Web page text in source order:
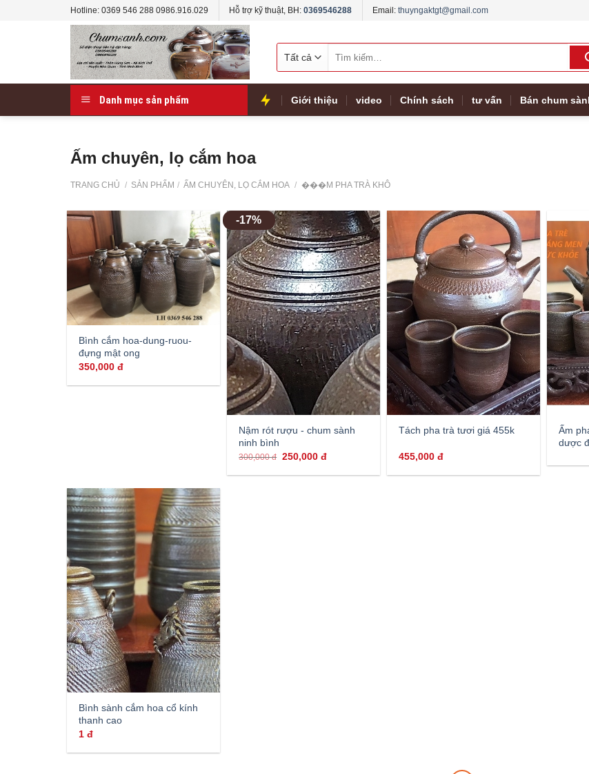
Hotline: 0369 546 288 0986.916.029 Hỗ trợ kỹ thuật, BH: 0369546288 Email: thuyngaktgt@gmail.com
kiếm:
Danh mục sản phẩm Giới thiệu video Chính sách tư vấn Bán chum
Ấm chuyên, lọ cắm hoa
TRANG CHỦ / SẢN PHẨM / ẤM CHUYÊN, LỌ CẮM HOA / ���M PHA TRÀ KHÔ
Bình cắm hoa-dung-ruou-
đựng mật ong
350,000đ
-17%
Nậm rót rượu - chum sành
ninh bình
300,000đ 250,000 đ
Tách pha trà tươi giá 455k
455,000đ
Ấm
dược
Bình sành cắm hoa cổ kính
thanh cao
1đ